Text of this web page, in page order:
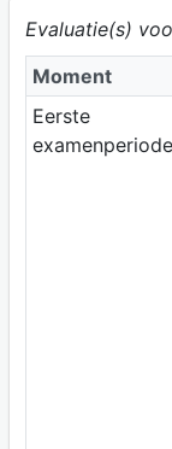
Evaluatie(s)
Moment
Eerste
examenperiode